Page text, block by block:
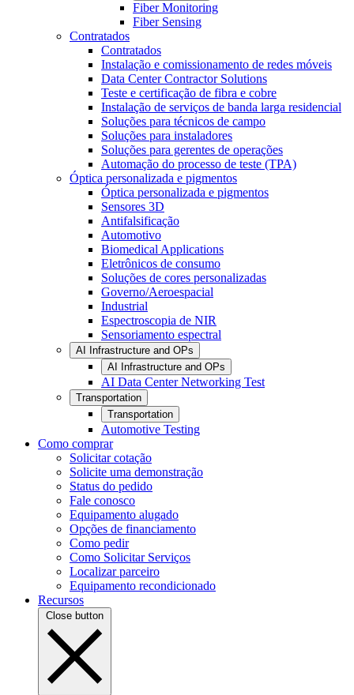
Fiber Monitoring
Fiber Sensing
Contratados
Contratados
Instalação e comissionamento de redes móveis
Data Center Contractor Solutions
Teste e certificação de fibra e cobre
Instalação de serviços de banda larga residencial
Soluções para técnicos de campo
Soluções para instaladores
Soluções para gerentes de operações
Automação do processo de teste (TPA)
Óptica personalizada e pigmentos
Óptica personalizada e pigmentos
Sensores 3D
Antifalsificação
Automotivo
Biomedical Applications
Eletrônicos de consumo
Soluções de cores personalizadas
Governo/Aeroespacial
Industrial
Espectroscopia de NIR
Sensoriamento espectral
AI Infrastructure and OPs
AI Infrastructure and OPs
AI Data Center Networking Test
Transportation
Transportation
Automotive Testing
Como comprar
Solicitar cotação
Solicite uma demonstração
Status do pedido
Fale conosco
Equipamento alugado
Opções de financiamento
Como pedir
Como Solicitar Serviços
Localizar parceiro
Equipamento recondicionado
Recursos
Close button